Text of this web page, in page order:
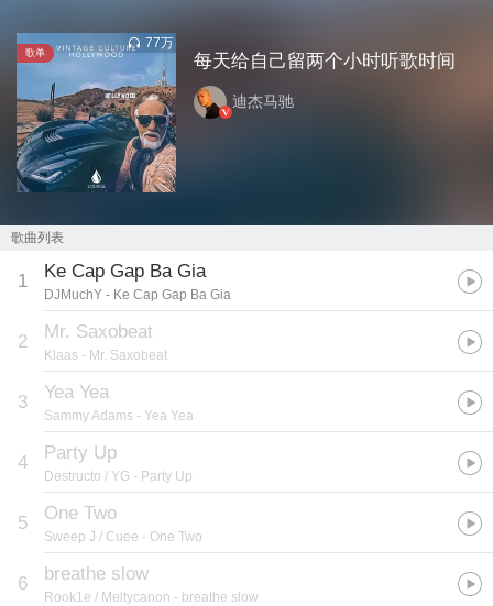
歌单
77万
每天给自己留两个小时听歌时间
迪杰马驰
歌曲列表
1 Ke Cap Gap Ba Gia
DJMuchY - Ke Cap Gap Ba Gia
2 Mr. Saxobeat
Klaas - Mr. Saxobeat
3 Yea Yea
Sammy Adams - Yea Yea
4 Party Up
Destructo / YG - Party Up
5 One Two
Sweep J / Cuee - One Two
6 breathe slow
Rook1e / Meltycanon - breathe slow